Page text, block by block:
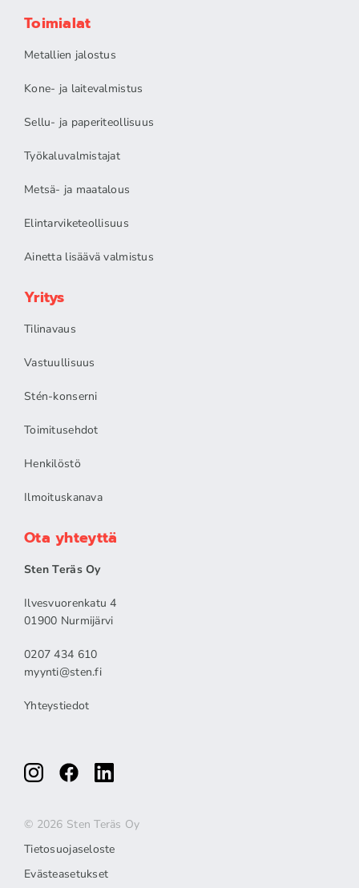
Toimialat
Metallien jalostus
Kone- ja laitevalmistus
Sellu- ja paperiteollisuus
Työkaluvalmistajat
Metsä- ja maatalous
Elintarviketeollisuus
Ainetta lisäävä valmistus
Yritys
Tilinavaus
Vastuullisuus
Stén-konserni
Toimitusehdot
Henkilöstö
Ilmoituskanava
Ota yhteyttä
Sten Teräs Oy
Ilvesvuorenkatu 4
01900 Nurmijärvi
0207 434 610
myynti@sten.fi
Yhteystiedot
© 2026 Sten Teräs Oy
Tietosuojaseloste
Evästeasetukset